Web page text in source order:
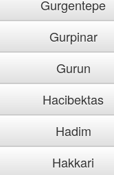
Gurgentepe
Gurpinar
Gurun
Hacibektas
Hadim
Hakkari